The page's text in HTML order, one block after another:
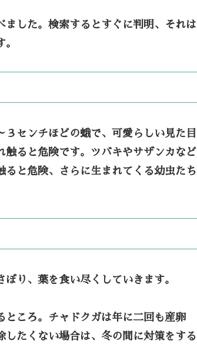
ました。検索するとすぐに判明、それは
センチほどの蛾で、可愛らしい見た目
触ると危険です。ツバキやサザンカなど
と危険、さらに生まれてくる幼虫たち
り、葉を食い尽くしていきます。
ところ。チャドクガは年に二回も産卵
たくない場合は、冬の間に対策をする